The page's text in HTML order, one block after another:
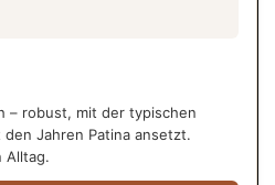
– robust, mit der typischen
Jahren Patina ansetzt.
Alltag.